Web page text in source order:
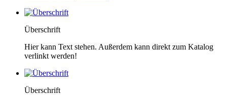
Überschrift
Hier kann Text stehen. Außerdem kann direkt zum Katalog
verlinkt werden!
Überschrift